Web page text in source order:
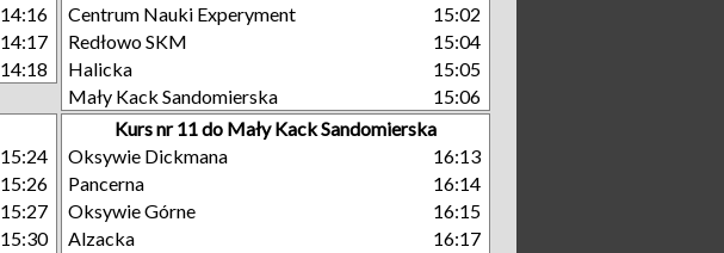
14:16
14:17
14:18
Centrum Nauki Experyment
15:02
Redłowo SKM
15:04
Halicka
15:05
Mały Kack Sandomierska
15:06
15:24
15:26
15:27
15:30
Kurs nr 11 do Mały Kack Sandomierska
Oksywie Dickmana
16:13
Pancerna
16:14
Oksywie Górne
16:15
Alzacka
16:17